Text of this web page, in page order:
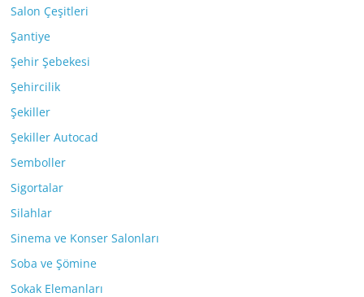
Salon Çeşitleri
Şantiye
Şehir Şebekesi
Şehircilik
Şekiller
Şekiller Autocad
Semboller
Sigortalar
Silahlar
Sinema ve Konser Salonları
Soba ve Şömine
Sokak Elemanları